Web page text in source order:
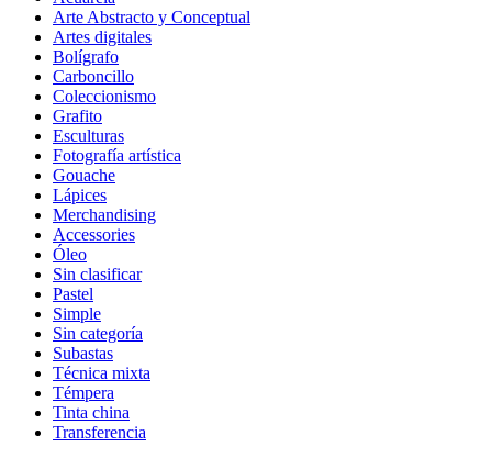
Arte Abstracto y Conceptual
Artes digitales
Bolígrafo
Carboncillo
Coleccionismo
Grafito
Esculturas
Fotografía artística
Gouache
Lápices
Merchandising
Accessories
Óleo
Sin clasificar
Pastel
Simple
Sin categoría
Subastas
Técnica mixta
Témpera
Tinta china
Transferencia